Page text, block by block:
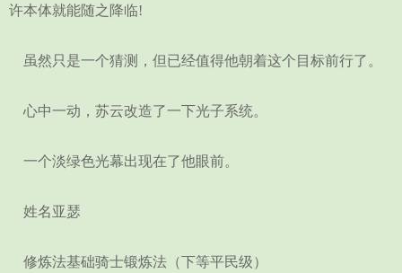
许本体就能随之降临!
虽然只是一个猜测，但已经值得他朝着这个目标前行了。
心中一动，苏云改造了一下光子系统。
一个淡绿色光幕出现在了他眼前。
姓名亚瑟
修炼法基础骑士锻炼法（下等平民级）